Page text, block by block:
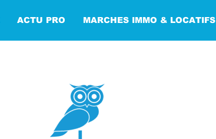
ACTU PRO MARCHES IMMO & LOCATIFS